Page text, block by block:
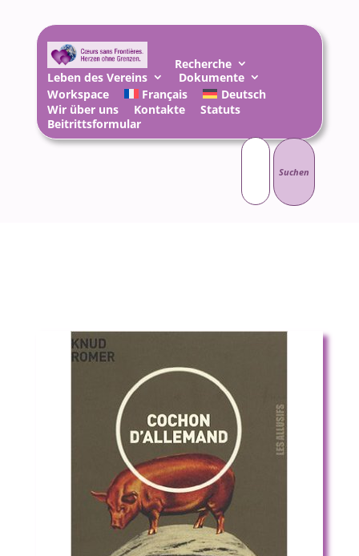
Recherche
Leben des Vereins
Dokumente
Workspace
Français
Deutsch
Wir über uns
Kontakte
Statuts
Beitrittsformular
Suchen
nach: